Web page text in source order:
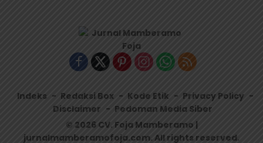
Indeks Redaksi Box Kode Etik
Privacy Policy
Disclaimer
Pedoman Media Siber
© 2026 CV. Foja Mamberamo |
jurnalmamberamofoja.com. All rights reserved.